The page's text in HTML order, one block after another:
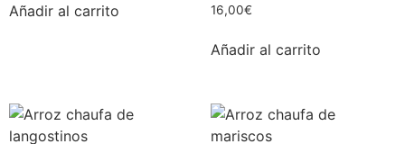
Añadir al carrito 16,00€
Añadir al carrito